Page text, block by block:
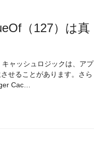
（127）は真
ャッシュロジックは、アプ
せることがあります。さら
Cac…